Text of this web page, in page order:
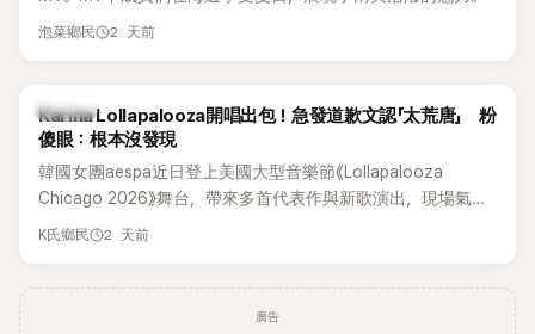
泡菜鄉民 2 天前
K-POP
Karina Lollapalooza開唱出包！急發道歉文認「太荒唐」 粉
傻眼：根本沒發現
韓國女團aespa近日登上美國大型音樂節《Lollapalooza
Chicago 2026》舞台，帶來多首代表作與新歌演出，現場氣氛
嗨翻。不過，成員Karina卻在演出後主動坦承，自己因為太緊
K氏鄉民 2 天前
廣告